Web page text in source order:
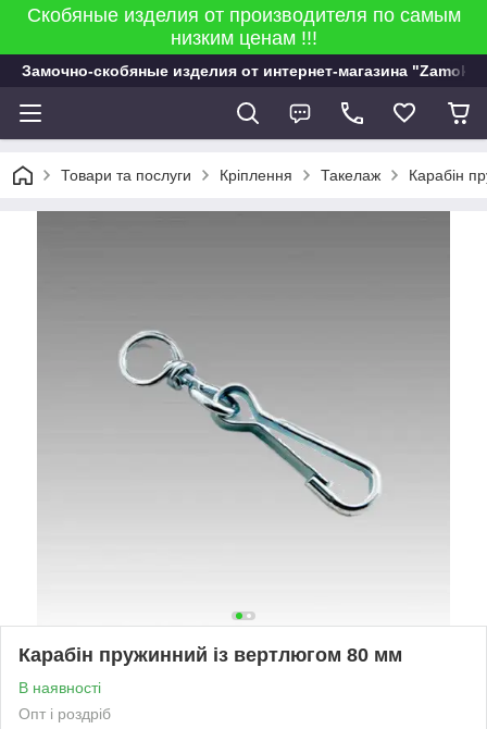
Скобяные изделия от производителя по самым
низким ценам !!!
Замочно-скобяные изделия от интернет-магазина "Zamok
Товари та послуги Кріплення Такелаж Карабін
Карабін пружинний із вертлюгом 80 мм
В наявності
Опт і роздріб